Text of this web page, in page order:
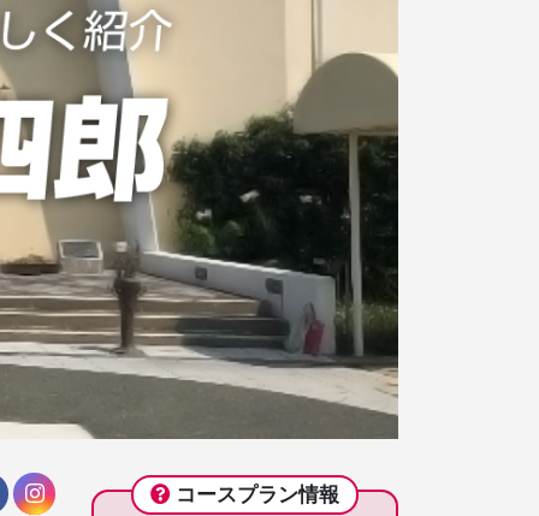
コースプラン情報